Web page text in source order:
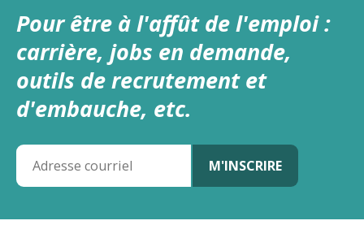
Pour être à l'affût de l'emploi :
carrière, jobs en demande,
outils de recrutement et
d'embauche, etc.